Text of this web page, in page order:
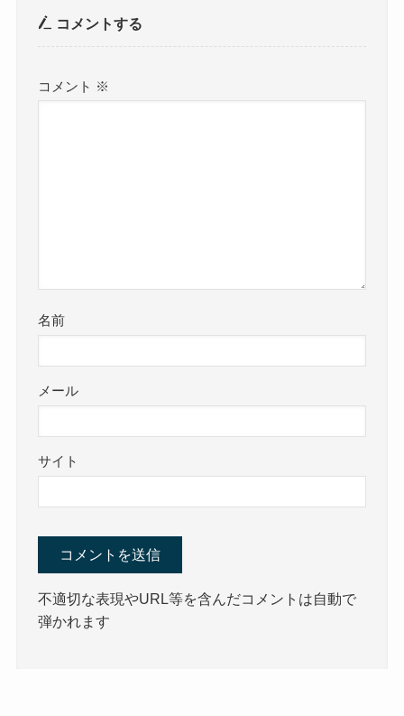
コメントする
コメント ※
名前
メール
サイト
不適切な表現やURL等を含んだコメントは自動で
弾かれます